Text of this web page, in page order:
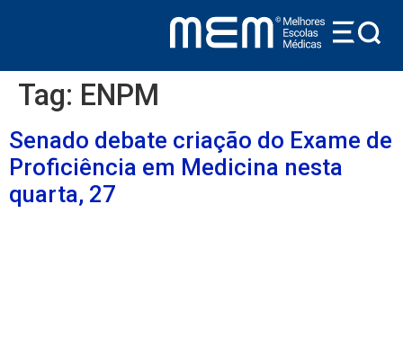
Tag: ENPM
Senado debate criação do Exame de
Proficiência em Medicina nesta
quarta, 27